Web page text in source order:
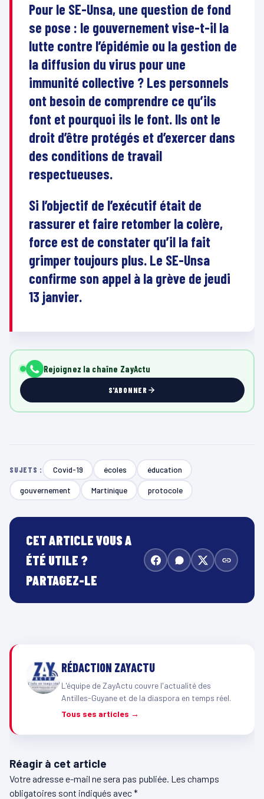
Pour le SE-Unsa, une question de fond
se pose : le gouvernement vise-t-il la
lutte contre l’épidémie ou la gestion de
la diffusion du virus pour une
immunité collective ? Les personnels
ont besoin de comprendre ce qu’ils
font et pourquoi ils le font. Ils ont le
droit d’être protégés et d’exercer dans
des conditions de travail
respectueuses.
Si l’objectif de l’exécutif était de
rassurer et faire retomber la colère,
force est de constater qu’il la fait
grimper toujours plus. Le SE-Unsa
confirme son appel à la grève de jeudi
13 janvier.
Rejoignez la chaîne ZayActu
S'ABONNER
SUJETS : Covid-19 écoles éducation
gouvernement Martinique protocole
CET ARTICLE VOUS A
ÉTÉ UTILE ?
PARTAGEZ-LE
RÉDACTION ZAYACTU
L'équipe de ZayActu couvre l'actualité des
Antilles-Guyane et de la diaspora en temps réel.
Tous ses articles →
Réagir à cet article
Votre adresse e-mail ne sera pas publiée. Les champs
obligatoires sont indiqués avec*